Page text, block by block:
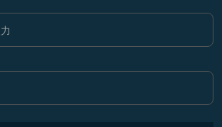
ークラス Selected